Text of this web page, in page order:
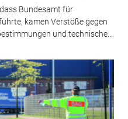
Bundesamt für
kamen Verstöße gegen
und technische...